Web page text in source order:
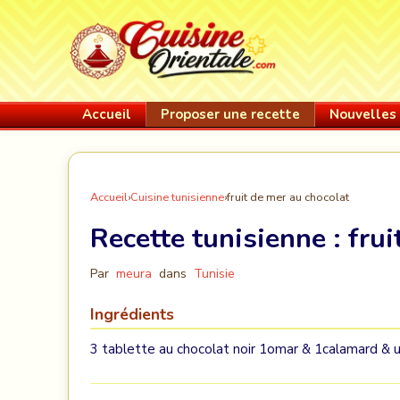
Accueil Proposer une recette
Accueil›Cuisine tunisienne›fruit de mer au chocolat
Recette tunisienne :
Par meura dans Tunisie
Ingrédients
3 tablette au chocolat noir 1omar & 1calamard